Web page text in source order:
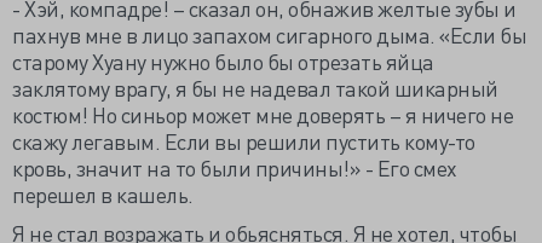
- Хэй, компадре! – сказал он, обнажив желтые зубы и
пахнув мне в лицо запахом сигарного дыма. «Если бы
старому Хуану нужно было бы отрезать яйца
заклятому врагу, я бы не надевал такой шикарный
костюм! Но синьор может мне доверять – я ничего не
скажу легавым. Если вы решили пустить кому-то
кровь, значит на то были причины!» - Его смех
перешел в кашель.
Я не стал возражать и обьясняться. Я не хотел, чтобы